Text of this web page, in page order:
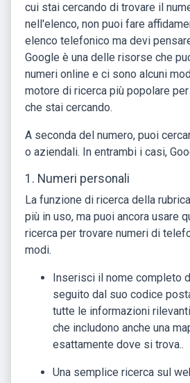
cui stai cercando di trovare il
nell'elenco, non puoi fare
elenco telefonico ma devi
Google è una delle risorse che
numeri online e ci sono alcuni
motore di ricerca più popolare
che stai cercando.
A seconda del numero, puoi
o aziendali. In entrambi i casi,
1. Numeri personali
La funzione di ricerca della
più in uso, ma puoi ancora usare
ricerca per trovare numeri di
modi.
Inserisci il nome completo
seguito dal suo codice
tutte le informazioni
che includono anche una
esattamente dove si trova..
Una semplice ricerca sul